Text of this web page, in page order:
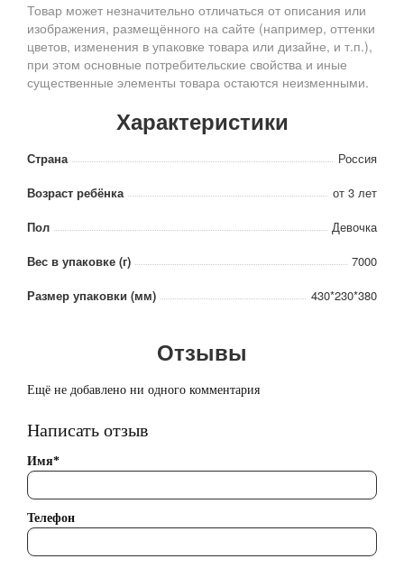
Товар может незначительно отличаться от описания или
изображения, размещённого на сайте (например, оттенки
цветов, изменения в упаковке товара или дизайне, и т.п.),
при этом основные потребительские свойства и иные
существенные элементы товара остаются неизменными.
Характеристики
Страна
Россия
Возраст ребёнка
от 3 лет
Пол
Девочка
Вес в упаковке (г)
7000
Размер упаковки (мм)
430*230*380
Отзывы
Ещё не добавлено ни одного комментария
Написать отзыв
Имя*
Телефон